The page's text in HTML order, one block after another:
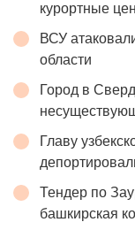
курортные
ВСУ
области
Город в
Главу
Тендер по
башкирская